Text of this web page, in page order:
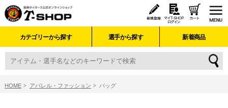
カテゴリーから探す 選手から探す 新着商品
HOME アパレル・ファッション バッグ